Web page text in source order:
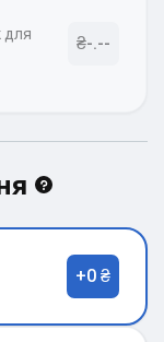
для
₴-.--
+0 ₴